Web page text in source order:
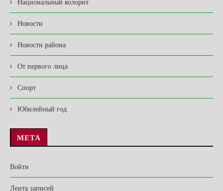
Новости
Новости района
От первого лица
Спорт
Юбилейный год
МЕТА
Войти
Лента записей